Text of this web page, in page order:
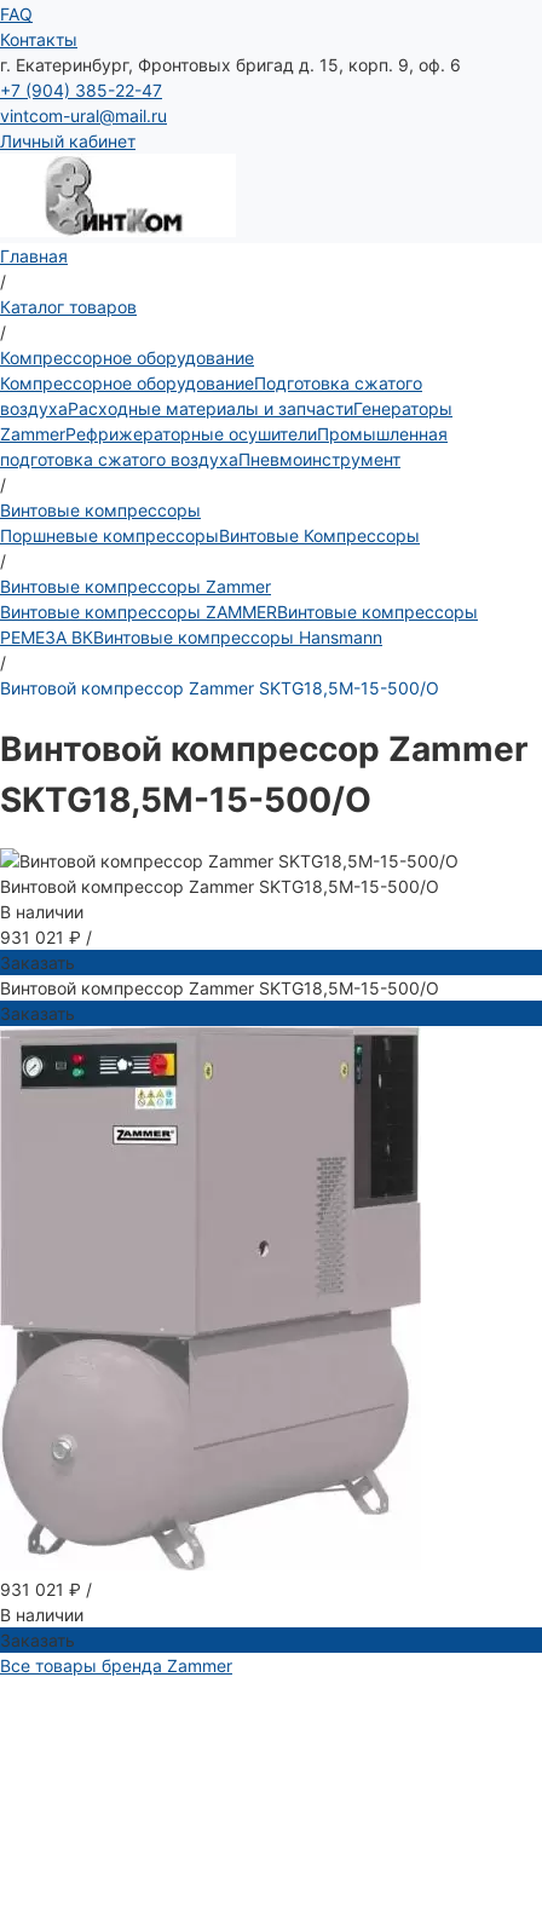
FAQ
Контакты
г. Екатеринбург, Фронтовых бригад д. 15, корп. 9, оф. 6
+7 (904) 385-22-47
vintcom-ural@mail.ru
Личный кабинет
Главная
/
Каталог товаров
/
Компрессорное оборудование
Компрессорное оборудованиеПодготовка сжатого
воздухаРасходные материалы и запчастиГенераторы
ZammerРефрижераторные осушителиПромышленная
подготовка сжатого воздухаПневмоинструмент
/
Винтовые компрессоры
Поршневые компрессорыВинтовые Компрессоры
/
Винтовые компрессоры Zammer
Винтовые компрессоры ZAMMERВинтовые компрессоры
РЕМЕЗА ВКВинтовые компрессоры Hansmann
/
Винтовой компрессор Zammer SKTG18,5M-15-500/O
Винтовой компрессор Zammer
SKTG18,5M-15-500/O
Винтовой компрессор Zammer SKTG18,5M-15-500/O
В наличии
931 021 ₽ /
Заказать
Винтовой компрессор Zammer SKTG18,5M-15-500/O
Заказать
931 021 ₽ /
В наличии
Заказать
Все товары бренда Zammer